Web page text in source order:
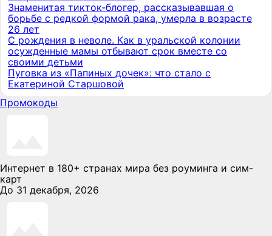
Знаменитая тикток-блогер, рассказывавшая о
борьбе с редкой формой рака, умерла в возрасте
26 лет
С рождения в неволе. Как в уральской колонии
осужденные мамы отбывают срок вместе со
своими детьми
Пуговка из «Папиных дочек»: что стало с
Екатериной Старшовой
Промокоды
Интернет в 180+ странах мира без роуминга и сим-
карт
До 31 декабря, 2026